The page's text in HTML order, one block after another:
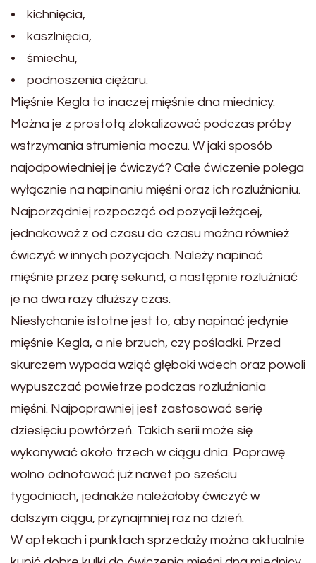
• kichnięcia,
• kaszlnięcia,
• śmiechu,
• podnoszenia ciężaru.
Mięśnie Kegla to inaczej mięśnie dna miednicy.
Można je z prostotą zlokalizować podczas próby
wstrzymania strumienia moczu. W jaki sposób
najodpowiedniej je ćwiczyć? Całe ćwiczenie polega
wyłącznie na napinaniu mięśni oraz ich rozluźnianiu.
Najporządniej rozpocząć od pozycji leżącej,
jednakowoż z od czasu do czasu można również
ćwiczyć w innych pozycjach. Należy napinać
mięśnie przez parę sekund, a następnie rozluźniać
je na dwa razy dłuższy czas.
Niesłychanie istotne jest to, aby napinać jedynie
mięśnie Kegla, a nie brzuch, czy pośladki. Przed
skurczem wypada wziąć głęboki wdech oraz powoli
wypuszczać powietrze podczas rozluźniania
mięśni. Najpoprawniej jest zastosować serię
dziesięciu powtórzeń. Takich serii może się
wykonywać około trzech w ciągu dnia. Poprawę
wolno odnotować już nawet po sześciu
tygodniach, jednakże należałoby ćwiczyć w
dalszym ciągu, przynajmniej raz na dzień.
W aptekach i punktach sprzedaży można aktualnie